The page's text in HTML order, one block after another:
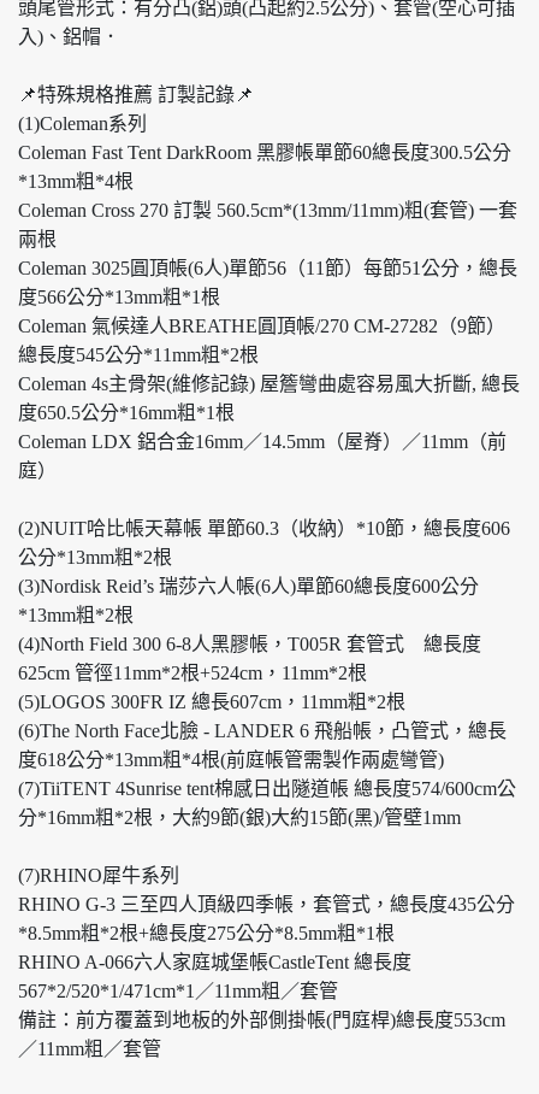
頭尾管形式：有分凸(鋁)頭(凸起約2.5公分)、套管(空心可插
入)、鋁帽．
📌特殊規格推薦 訂製記錄📌
(1)Coleman系列
Coleman Fast Tent DarkRoom 黑膠帳單節60總長度300.5公分
*13mm粗*4根
Coleman Cross 270 訂製 560.5cm*(13mm/11mm)粗(套管) 一套
兩根
Coleman 3025圓頂帳(6人)單節56（11節）每節51公分，總長
度566公分*13mm粗*1根
Coleman 氣候達人BREATHE圓頂帳/270 CM-27282（9節）
總長度545公分*11mm粗*2根
Coleman 4s主骨架(維修記錄) 屋簷彎曲處容易風大折斷, 總長
度650.5公分*16mm粗*1根
Coleman LDX 鋁合金16mm／14.5mm（屋脊）／11mm（前
庭）
(2)NUIT哈比帳天幕帳 單節60.3（收納）*10節，總長度606
公分*13mm粗*2根
(3)Nordisk Reid’s 瑞莎六人帳(6人)單節60總長度600公分
*13mm粗*2根
(4)North Field 300 6-8人黑膠帳，T005R 套管式 總長度
625cm 管徑11mm*2根+524cm，11mm*2根
(5)LOGOS 300FR IZ 總長607cm，11mm粗*2根
(6)The North Face北臉 - LANDER 6 飛船帳，凸管式，總長
度618公分*13mm粗*4根(前庭帳管需製作兩處彎管)
(7)TiiTENT 4Sunrise tent棉感日出隧道帳 總長度574/600cm公
分*16mm粗*2根，大約9節(銀)大約15節(黑)/管壁1mm
(7)RHINO犀牛系列
RHINO G-3 三至四人頂級四季帳，套管式，總長度435公分
*8.5mm粗*2根+總長度275公分*8.5mm粗*1根
RHINO A-066六人家庭城堡帳CastleTent 總長度
567*2/520*1/471cm*1／11mm粗／套管
備註：前方覆蓋到地板的外部側掛帳(門庭桿)總長度553cm
／11mm粗／套管